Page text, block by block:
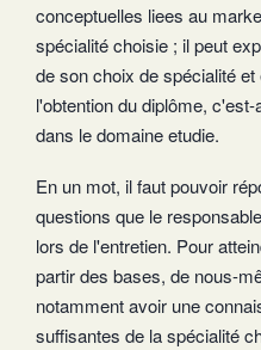
conceptuelles liees au
spécialité choisie ; il peut
de son choix de spécialité
l'obtention du diplôme,
dans le domaine etudie.
En un mot, il faut pouvoir
questions que le
lors de l'entretien. Pour
partir des bases, de nous-
notamment avoir une
suffisantes de la spécialité